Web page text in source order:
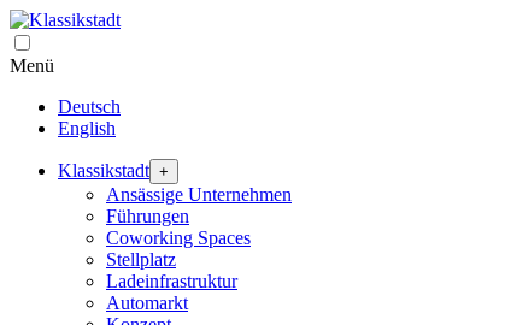
Menü
Deutsch
English
Klassikstadt +
Ansässige Unternehmen
Führungen
Coworking Spaces
Stellplatz
Ladeinfrastruktur
Automarkt